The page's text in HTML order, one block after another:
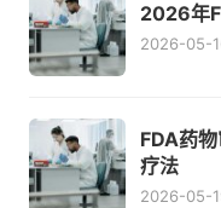
2026年
2026-05-
FDA药
疗法
2026-05-